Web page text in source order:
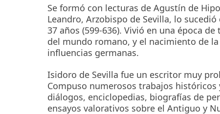
Se formó con lecturas de Agustín de
Leandro, Arzobispo de Sevilla, lo
37 años (599-636). Vivió en una época
del mundo romano, y el nacimiento de
influencias germanas.
Isidoro de Sevilla fue un escritor muy
Compuso numerosos trabajos
diálogos, enciclopedias, biografías de
ensayos valorativos sobre el Antiguo y